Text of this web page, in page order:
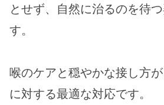
とせず、自然に治るのを待
す。
喉のケアと穏やかな接し方
に対する最適な対応です。